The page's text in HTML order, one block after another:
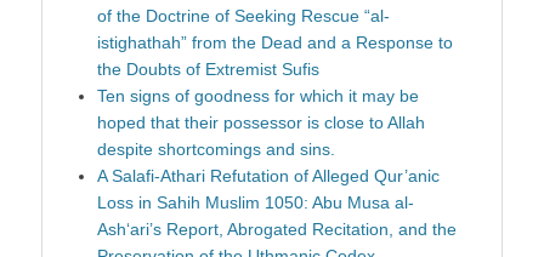
of the Doctrine of Seeking Rescue “al-
istighathah” from the Dead and a Response to
the Doubts of Extremist Sufis
Ten signs of goodness for which it may be
hoped that their possessor is close to Allah
despite shortcomings and sins.
A Salafi-Athari Refutation of Alleged Qur’anic
Loss in Sahih Muslim 1050: Abu Musa al-
Ash‘ari’s Report, Abrogated Recitation, and the